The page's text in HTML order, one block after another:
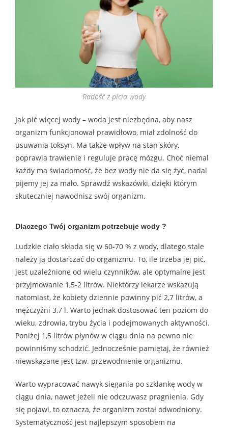
Radość z picia wody
Jak pić więcej wody – woda jest niezbędna, aby nasz
organizm funkcjonował prawidłowo, miał zdolność do
usuwania toksyn. Ma także wpływ na stan skóry,
poprawia trawienie i reguluje pracę mózgu. Choć niemal
każdy ma świadomość, że bez wody nie da się żyć, nadal
pijemy jej za mało. Sprawdź wskazówki, dzięki którym
skuteczniej nawodnisz swój organizm.
Dlaczego Twój organizm potrzebuje wody ?
Ludzkie ciało składa się w 60-70 % z wody, dlatego stale
należy ją dostarczać do organizmu. To, ile trzeba jej pić,
jest uzależnione od wielu czynników, ale optymalne jest
przyjmowanie 1,5-2 litrów. Niektórzy lekarze wskazują
natomiast, że kobiety dziennie powinny pić 2,7 litrów, a
mężczyźni 3,7 l. Warto jednak dostosować ten poziom do
wieku, zdrowia, trybu życia i podejmowanych aktywności.
Poniżej 1,5 litrów płynów w ciągu dnia na pewno nie
powinniśmy schodzić. Jednocześnie pamiętaj, że również
niewskazane jest tzw. przewodnienie organizmu.
Warto wypracować nawyk sięgania po szklankę wody w
ciągu dnia, nawet jeżeli nie odczuwasz pragnienia. Gdy
się pojawi, to oznacza, że organizm został odwodniony.
Systematyczność jest najlepszym sposobem na